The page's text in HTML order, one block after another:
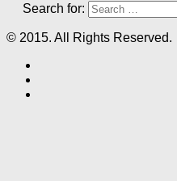
Search for:
© 2015. All Rights Reserved.